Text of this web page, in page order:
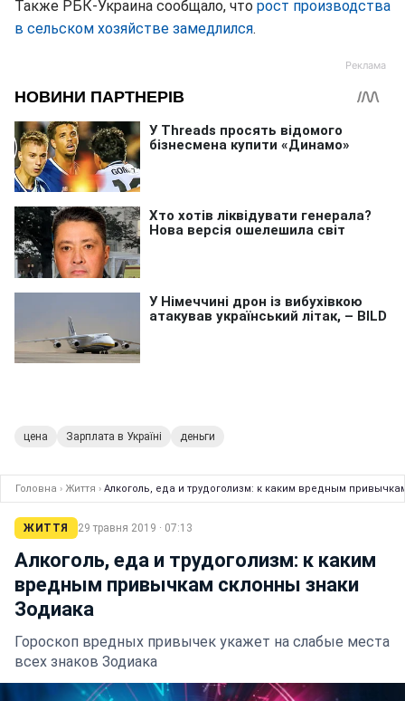
Также РБК-Украина сообщало, что рост производства
в сельском хозяйстве замедлился.
цена Зарплата в Україні деньги
Головна › Життя › Алкоголь, еда и трудоголизм: к каким вредным
ЖИТТЯ 29 травня 2019 · 07:13
Алкоголь, еда и трудоголизм: к каким
вредным привычкам склонны знаки
Зодиака
Гороскоп вредных привычек укажет на слабые места
всех знаков Зодиака